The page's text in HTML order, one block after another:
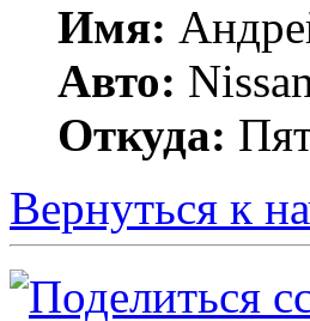
Имя:
Авто:
Откуда:
Вернуться к